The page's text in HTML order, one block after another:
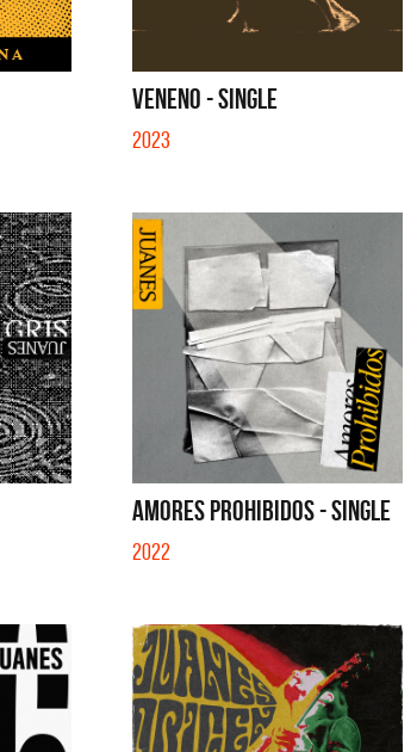
VENENO - SINGLE
2023
AMORES PROHIBIDOS - SINGLE
2022
Los Palmeras
YO SOY - SINGLE